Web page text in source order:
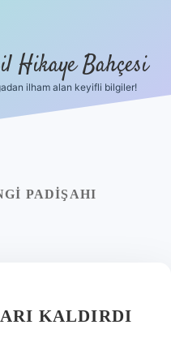
Hikaye Bahçesi
ilham alan keyifli bilgiler!
PADIŞAHI
KALDIRDI